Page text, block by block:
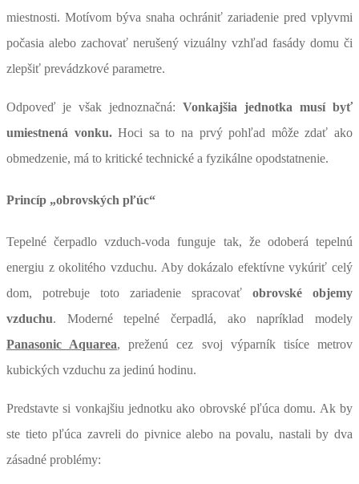
miestnosti. Motívom býva snaha ochrániť zariadenie pred vplyvmi
počasia alebo zachovať nerušený vizuálny vzhľad fasády domu či
zlepšiť prevádzkové parametre.
Odpoveď je však jednoznačná: Vonkajšia jednotka musí byť
umiestnená vonku.Hoci sa to na prvý pohľad môže zdať ako
obmedzenie, má to kritické technické a fyzikálne opodstatnenie.
Princíp „obrovských pľúc“
Tepelné čerpadlo vzduch-voda funguje tak, že odoberá tepelnú
energiu z okolitého vzduchu. Aby dokázalo efektívne vykúriť celý
dom, potrebuje toto zariadenie spracovať obrovské objemy
vzduchu. Moderné tepelné čerpadlá, ako napríklad modely
Panasonic Aquarea, preženú cez svoj výparník tisíce metrov
kubických vzduchu za jedinú hodinu.
Predstavte si vonkajšiu jednotku ako obrovské pľúca domu. Ak by
ste tieto pľúca zavreli do pivnice alebo na povalu, nastali by dva
zásadné problémy: